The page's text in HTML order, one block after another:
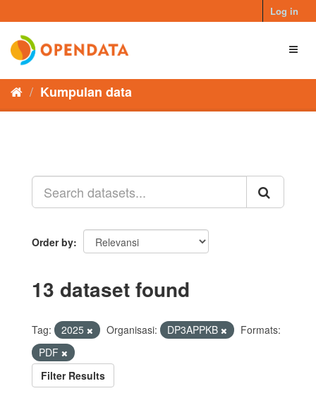
to
content
Log in
Kumpulan data
Order by
13 dataset found
Tag: 2025 Organisasi: DP3APPKB
Formats:
PDF
Filter Results